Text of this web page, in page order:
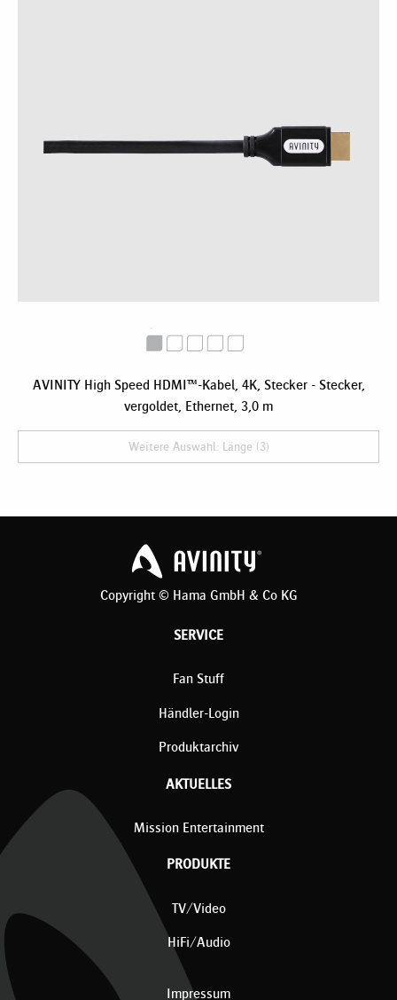
AVINITY High Speed HDMI™-Kabel, 4K, Stecker - Stecker,
vergoldet, Ethernet, 3,0 m
Weitere Auswahl: Länge (3)
Copyright © Hama GmbH & Co KG
SERVICE
Fan Stuff
Händler-Login
Produktarchiv
AKTUELLES
Mission Entertainment
PRODUKTE
TV/Video
HiFi/Audio
Impressum